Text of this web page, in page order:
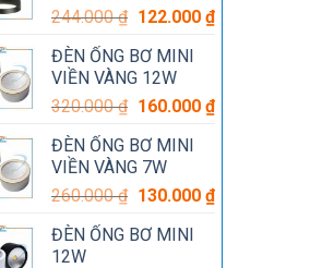
244.000₫ Giá
là:
244.000 ₫.
122.000 ₫Giá
122.000 ₫.
ĐÈN ỐNG BƠ MINI
VIỀN VÀNG 12W
320.000₫ Giá
là:
320.000 ₫.
160.000 ₫Giá
160.000 ₫.
ĐÈN ỐNG BƠ MINI
VIỀN VÀNG 7W
260.000₫ Giá
là:
130.000 ₫Giá
ĐÈN ỐNG BƠ MINI
12W